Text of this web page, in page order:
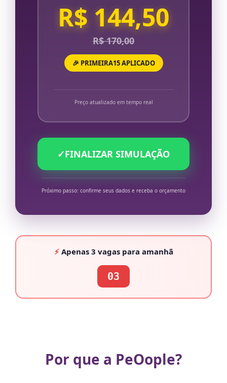
R$ 144,50
R$ 170,00
🎉 PRIMEIRA15 APLICADO
Preço atualizado em tempo real
✓FINALIZAR SIMULAÇÃO
Próximo passo: confirme seus dados e receba o orçamento
⚡Apenas 3 vagaspara amanhã
03
Por que a PeOople?